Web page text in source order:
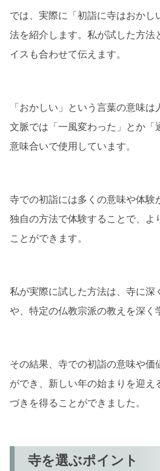
では、実際に「初詣に寺はおかし
法を紹介します。私が試した方法
イスも合わせて伝えます。
「おかしい」という言葉の意味
文脈では「一風変わった」とか「
意味合いで使用しています。
寺での初詣には多くの意味や体験
独自の方法で体験することで、よ
ことができます。
私が実際に試した方法は、寺に深
や、特定の仏教宗派の教えを深く
その結果、寺での初詣の意味や価
ができ、新しい年の始まりを迎え
づきを得ることができました。
寺を選ぶポイント